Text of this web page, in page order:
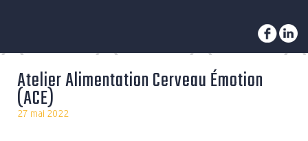
Atelier Alimentation Cerveau Émotion
(ACE)
27 mai 2022